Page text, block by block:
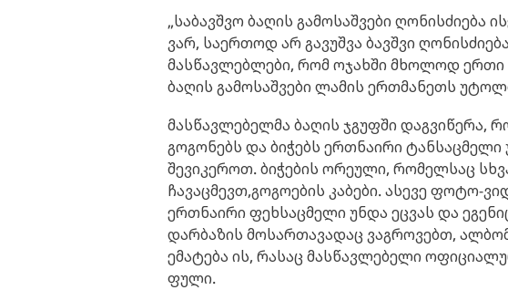
„საბავშვო ბაღის გამოსაშვები ღონისძიება
ვარ, საერთოდ არ გავუშვა ბავშვი
მასწავლებლები, რომ ოჯახში მხოლოდ ერთი
ბაღის გამოსაშვები ლამის ერთმანეთს
მასწავლებელმა ბაღის ჯგუფში დაგვიწერა,
გოგონებს და ბიჭებს ერთნაირი
შევიკეროთ. ბიჭების ორეული, რომელსაც
ჩავაცმევთ,გოგოების კაბები. ასევე ფოტო-
ერთნაირი ფეხსაცმელი უნდა ეცვას და
დარბაზის მოსართავადაც ვაგროვებთ,
ემატება ის, რასაც მასწავლებელი
ფული.